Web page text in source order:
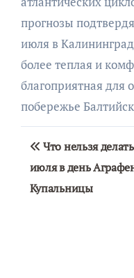
прогнозы
июля в
более теплая и
благоприятная для
побережье
по
записям
Что нельзя
июля в день
Купальницы